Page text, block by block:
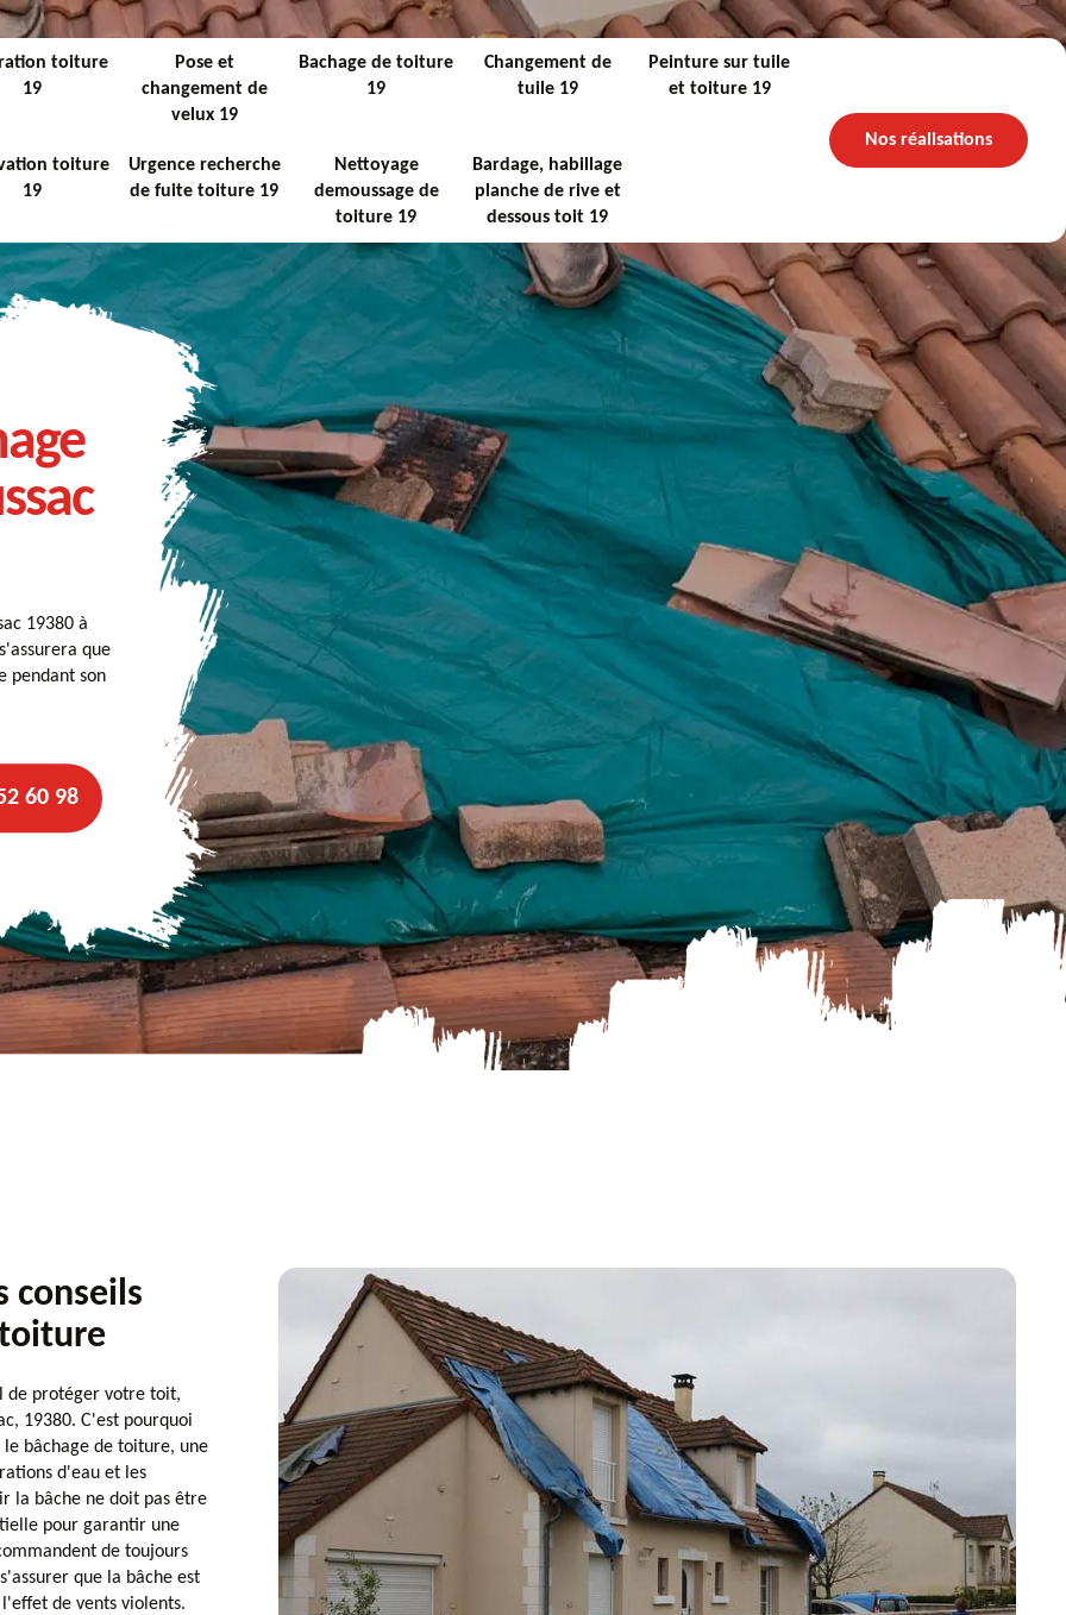
toiture
19
Pose et
changement de
velux 19
Bachage de toiture
19
Changement de
tuile 19
Peinture sur tuile
et toiture 19
toiture
19
Urgence recherche
de fuite toiture 19
Nettoyage
demoussage de
toiture 19
Bardage, habillage
planche de rive et
dessous toit 19
Nos réalisations
19380 à
que
pendant son
60 98
conseils
de protéger votre toit,
19380. C'est pourquoi
le bâchage de toiture, une
d'eau et les
la bâche ne doit pas être
pour garantir une
de toujours
que la bâche est
de vents violents.